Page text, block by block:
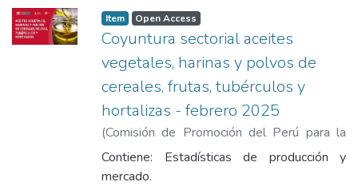
Item Open Access
Coyuntura sectorial aceites
vegetales, harinas y polvos de
cereales, frutas, tubérculos y
hortalizas - febrero 2025
(Comisión de Promoción del Perú para la
Exportación y el Turismo,2025-02)
Comisión de Promoción del Perú para la
Contiene: Estadísticas de producción y
mercado.